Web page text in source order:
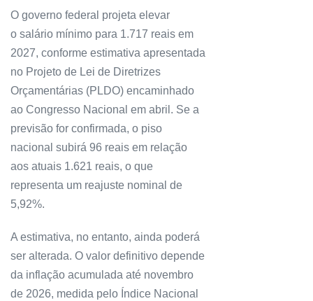
O governo federal projeta elevar
o salário mínimo para 1.717 reais em
2027, conforme estimativa apresentada
no Projeto de Lei de Diretrizes
Orçamentárias (PLDO) encaminhado
ao Congresso Nacional em abril. Se a
previsão for confirmada, o piso
nacional subirá 96 reais em relação
aos atuais 1.621 reais, o que
representa um reajuste nominal de
5,92%.
A estimativa, no entanto, ainda poderá
ser alterada. O valor definitivo depende
da inflação acumulada até novembro
de 2026, medida pelo Índice Nacional